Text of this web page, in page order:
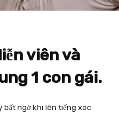
viên và
1 con gái.
bất ngờ khi lên tiếng xác